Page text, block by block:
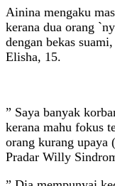
Ainina mengaku
kerana dua orang
dengan bekas
Elisha, 15.
” Saya banyak
kerana mahu fokus
orang kurang
Pradar Willy